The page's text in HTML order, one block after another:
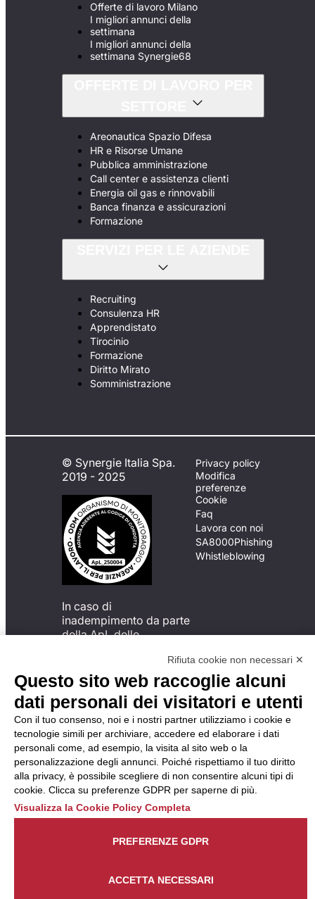
Offerte di lavoro Milano
I migliori annunci della
settimana
I migliori annunci della
settimana Synergie68
Areonautica Spazio Difesa
HR e Risorse Umane
Pubblica amministrazione
Call center e assistenza clienti
Energia oil gas e rinnovabili
Banca finanza e assicurazioni
Formazione
Recruiting
Consulenza HR
Apprendistato
Tirocinio
Formazione
Diritto Mirato
Somministrazione
© Synergie Italia Spa.
2019 - 2025
In caso di
inadempimento da parte
della ApL delle
del Codice di Condotta, è
possibile presentare un
reclamo
all’Organismo di
Monitoraggio utilizzando
una delle modalità
descritte al seguente
indirizzo web
https://odm-
agenzielavoro.it/reclami/.
Privacy policy
Modifica
preferenze
Cookie
Faq
Lavora con noi
SA8000Phishing
Whistleblowing
Rifiuta cookie non necessari ✕
Questo sito web raccoglie alcuni
dati personali dei visitatori e utenti
Con il tuo consenso, noi e i nostri partner utilizziamo i cookie e
tecnologie simili per archiviare, accedere ed elaborare i dati
personali come, ad esempio, la visita al sito web o la
personalizzazione degli annunci. Poiché rispettiamo il tuo diritto
alla privacy, è possibile scegliere di non consentire alcuni tipi di
cookie. Clicca su preferenze GDPR per saperne di più.
Visualizza la Cookie Policy Completa
ACCETTA NECESSARI
PREFERENZE GDPR